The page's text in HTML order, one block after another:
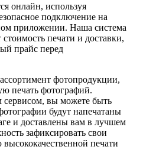
онлайн, используя
подключение на
приложении. Наша система
стоимость печати и доставки,
прайс перед
фотопродукции,
печать фотографий.
вы можете быть
будут напечатаны
и доставлены вам в лучшем
зафиксировать свои
печати